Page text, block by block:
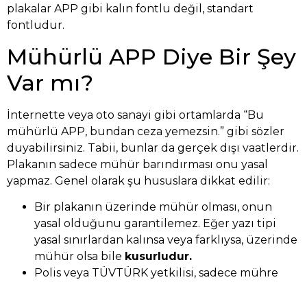
plakalar APP gibi kalın fontlu değil, standart
fontludur.
Mühürlü APP Diye Bir Şey
Var mı?
İnternette veya oto sanayi gibi ortamlarda “Bu
mühürlü APP, bundan ceza yemezsin.” gibi sözler
duyabilirsiniz. Tabii, bunlar da gerçek dışı vaatlerdir.
Plakanın sadece mühür barındırması onu yasal
yapmaz. Genel olarak şu hususlara dikkat edilir:
Bir plakanın üzerinde mühür olması, onun
yasal olduğunu garantilemez. Eğer yazı tipi
yasal sınırlardan kalınsa veya farklıysa, üzerinde
mühür olsa bile kusurludur.
Polis veya TÜVTÜRK yetkilisi, sadece mühre